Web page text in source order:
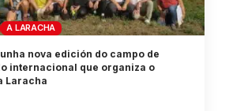
A LARACHA
nova edición do campo de
internacional que organiza o
Laracha